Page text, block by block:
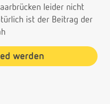
leider nicht
ist der Beitrag der
werden